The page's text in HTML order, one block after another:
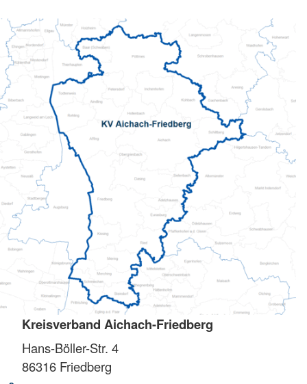
Kreisverband Aichach-Friedberg
Hans-Böller-Str. 4
86316 Friedberg